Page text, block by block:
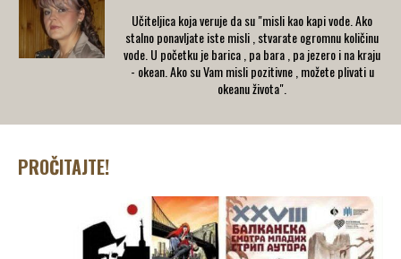
Učiteljica koja veruje da su "misli kao kapi vode. Ako
stalno ponavljate iste misli , stvarate ogromnu količinu
vode. U početku je barica , pa bara , pa jezero i na kraju
- okean. Ako su Vam misli pozitivne , možete plivati u
okeanu života".
PROČITAJTE!